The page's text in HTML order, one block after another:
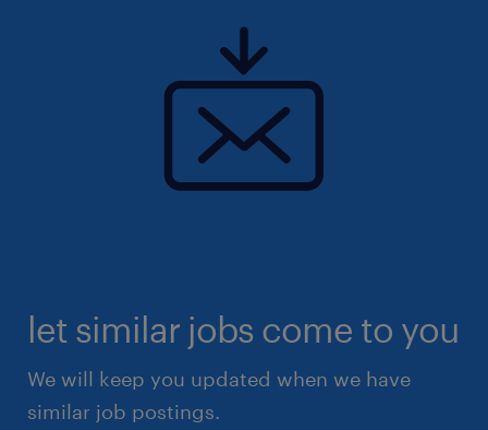
let similar jobs come to you
We will keep you updated when we have
similar job postings.